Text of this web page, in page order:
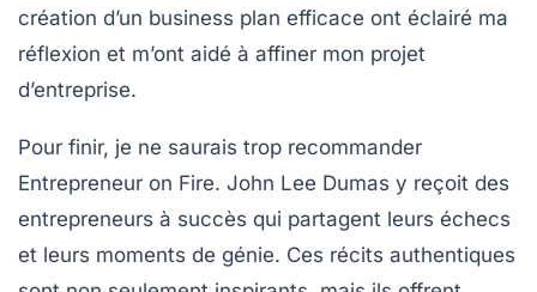
création d’un business plan efficace ont éclairé ma
réflexion et m’ont aidé à affiner mon projet
d’entreprise.
Pour finir, je ne saurais trop recommander
Entrepreneur on Fire. John Lee Dumas y reçoit des
entrepreneurs à succès qui partagent leurs échecs
et leurs moments de génie. Ces récits authentiques